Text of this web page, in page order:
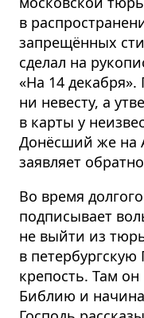
в
запрещённых
сделал на
«На 14 декабря».
ни невесту, а
в карты у
Донёсший же на
заявляет
Во время
подписывает
не выйти из
в
крепость. Там
Библию и